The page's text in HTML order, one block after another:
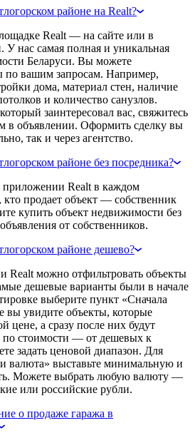
районе на Realt?
Realt — на сайте или в
нас самая полная и уникальная
Беларуси. Вы можете
по вашим запросам. Например,
дома, материал стен, наличие
и количество санузлов.
заинтересовал вас, свяжитесь
в объявлении. Оформить сделку вы
так и через агентство.
районе без посредника?
Realt в каждом
продает объект — собственник
купить объект недвижимости без
от собственников.
районе дешево?
Realt можно отфильтровать объекты
дешевые варианты были в начале
выберите пункт «Сначала
вы увидите объекты, которые
цене, а сразу после них будут
по стоимости — от дешевых к
задать ценовой диапазон. Для
валюта» выставьте минимальную и
Можете выбрать любую валюту —
или российские рубли.
о продаже гаража в